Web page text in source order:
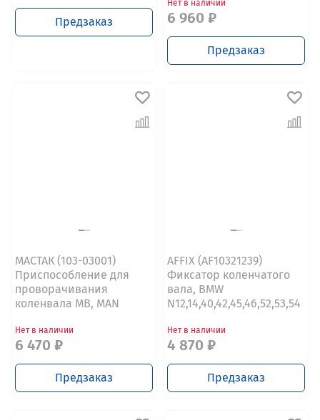
Предзаказ
Нет в наличии
6 960 ₽
Предзаказ
МАСТАК (103-03001)
Приспособление для
проворачивания
коленвала MB, MAN
Нет в наличии
6 470 ₽
Предзаказ
AFFIX (AF10321239)
Фиксатор коленчатого
вала, BMW
N12,14,40,42,45,46,52,53,54
Нет в наличии
4 870 ₽
Предзаказ